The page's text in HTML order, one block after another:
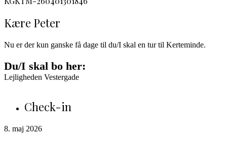
Kære Peter
Nu er der kun ganske få dage til du/I skal en tur til Kerteminde.
Du/I skal bo her:
Lejligheden Vestergade
Check-in
8. maj 2026